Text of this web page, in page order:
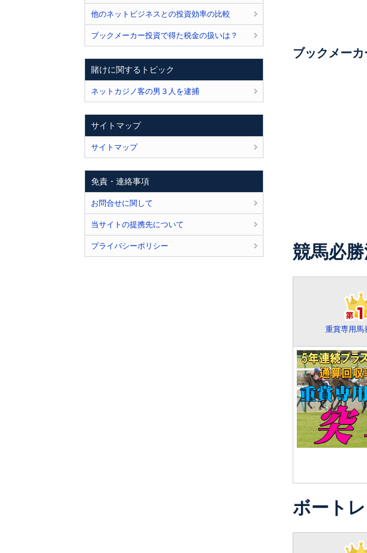
ブックメー
競馬必
重賞専用馬
ボート
他のネットビジネスとの投資効率の比較
ブックメーカー投資で得た税金の扱いは？
賭けに関するトピック
ネットカジノ客の男３人を逮捕
サイトマップ
サイトマップ
免責・連絡事項
お問合せに関して
当サイトの提携先について
プライバシーポリシー